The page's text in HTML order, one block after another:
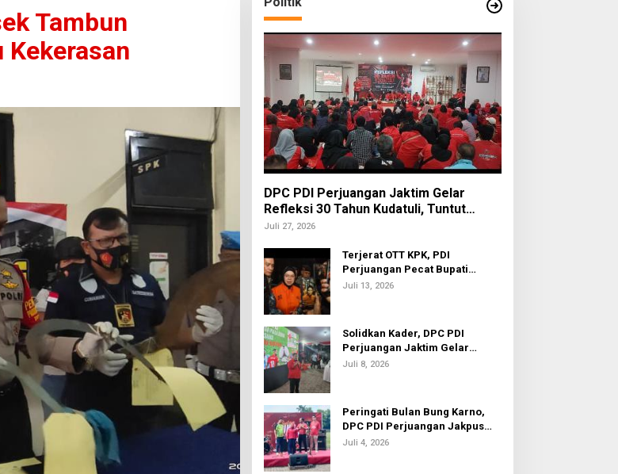
Tambun
DPC PDI Perjuangan Jaktim Gelar
Refleksi 30 Tahun Kudatuli, Tuntut
Penuntasan Hukum Aktor Intelektual
Juli 27, 2026
Terjerat OTT KPK, PDI
Perjuangan Pecat Bupati
Sukoharjo Etik Suryani
Juli 13, 2026
Solidkan Kader, DPC PDI
Perjuangan Jaktim Gelar
Nobar Piala Dunia 2026
Juli 8, 2026
Peringati Bulan Bung Karno,
DPC PDI Perjuangan Jakpus
Gelar Turnamen Sepak Bola U-
Juli 4, 2026